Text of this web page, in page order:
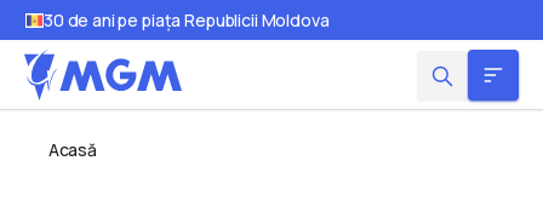
30 de ani pe piața Republicii Moldova
Acasă